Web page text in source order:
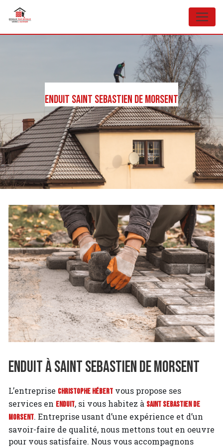
Enduit Saint Sebastien de Morsent
Enduit à Saint Sebastien de Morsent
L’entreprise Christophe Hébert vous propose ses
services en Enduit, si vous habitez à Saint Sebastien de
Morsent. Entreprise usant d’une expérience et d’un
savoir-faire de qualité, nous mettons tout en oeuvre
pour vous satisfaire. Nous vous accompagnons
Panneau de gestion des cookies